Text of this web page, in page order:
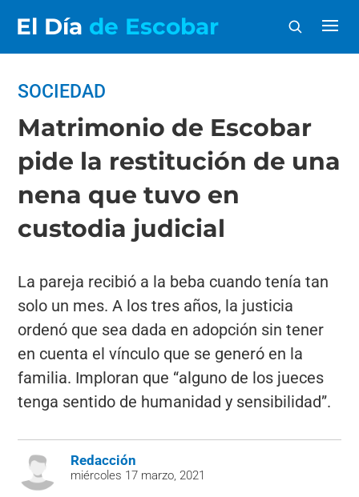
El Día de Escobar
SOCIEDAD
Matrimonio de Escobar
pide la restitución de una
nena que tuvo en
custodia judicial
La pareja recibió a la beba cuando tenía tan
solo un mes. A los tres años, la justicia
ordenó que sea dada en adopción sin tener
en cuenta el vínculo que se generó en la
familia. Imploran que “alguno de los jueces
tenga sentido de humanidad y sensibilidad”.
Redacción
miércoles 17 marzo, 2021